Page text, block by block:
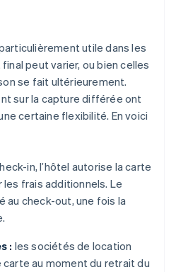
utile dans les
peut varier, ou bien celles
se fait ultérieurement.
sur la capture différée ont
certaine flexibilité. En voici
in, l’hôtel autorise la carte
les frais additionnels. Le
au check-out, une fois la
: les sociétés de location
au moment du retrait du